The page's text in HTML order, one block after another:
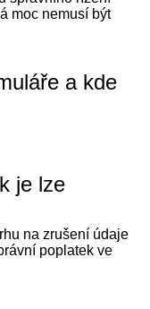
moc nemusí být
a kde
je lze
na zrušení údaje
poplatek ve